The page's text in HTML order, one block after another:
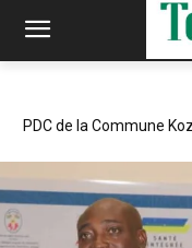
PDC de la Commune